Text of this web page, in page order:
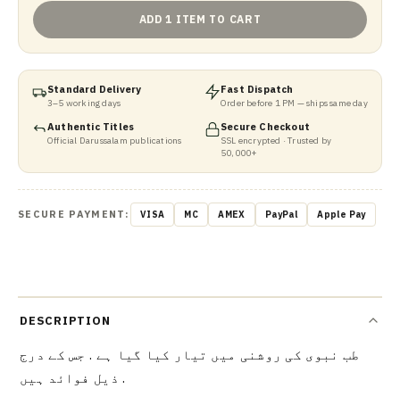
ADD 1 ITEM TO CART
Standard Delivery
3–5 working days
Fast Dispatch
Order before 1 PM — ships same day
Authentic Titles
Official Darussalam publications
Secure Checkout
SSL encrypted · Trusted by
50,000+
SECURE PAYMENT: VISA MC AMEX PayPal Apple Pay
DESCRIPTION
طب نبوی کی روشنی میں تیار کیا گیا ہے . جس کے درج
ذیل فوائد ہیں .